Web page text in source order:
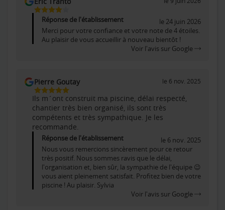
4
Étoiles
Sur
Réponse de l'établissement
le 24 juin 2026
Merci pour votre confiance et votre note de 4 étoiles.
Au plaisir de vous accueillir à nouveau bientôt !
Voir l'avis sur Google
Pierre Goutay
5
Étoiles
Sur
5
le 6 nov. 2025
Ils m´ont construit ma piscine, délai respecté,
chantier très bien organisé, ils sont très
compétents et très sympathique. Je les
recommande.
Réponse de l'établissement
le 6 nov. 2025
Nous vous remercions sincèrement pour ce retour
très positif. Nous sommes ravis que le délai,
l'organisation et, bien sûr, la sympathie de l'équipe 😉
vous aient pleinement satisfait. Profitez bien de votre
piscine ! Au plaisir. Sylvia
Voir l'avis sur Google